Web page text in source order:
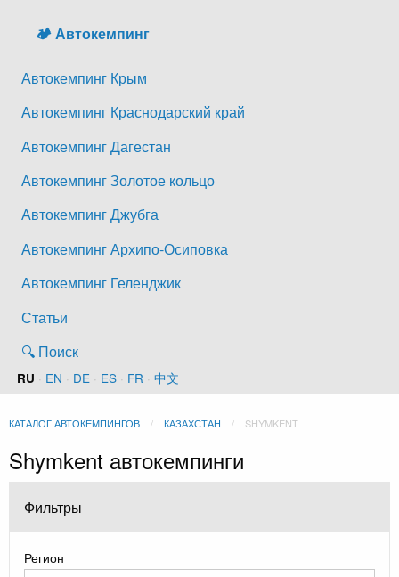
🏕️ Автокемпинг
Автокемпинг Крым
Автокемпинг Краснодарский край
Автокемпинг Дагестан
Автокемпинг Золотое кольцо
Автокемпинг Джубга
Автокемпинг Архипо-Осиповка
Автокемпинг Геленджик
Статьи
🔍 Поиск
RU · EN · DE · ES · FR · 中文
КАТАЛОГ АВТОКЕМПИНГОВ КАЗАХСТАН SHYMKENT
Shymkent автокемпинги
Фильтры
Регион